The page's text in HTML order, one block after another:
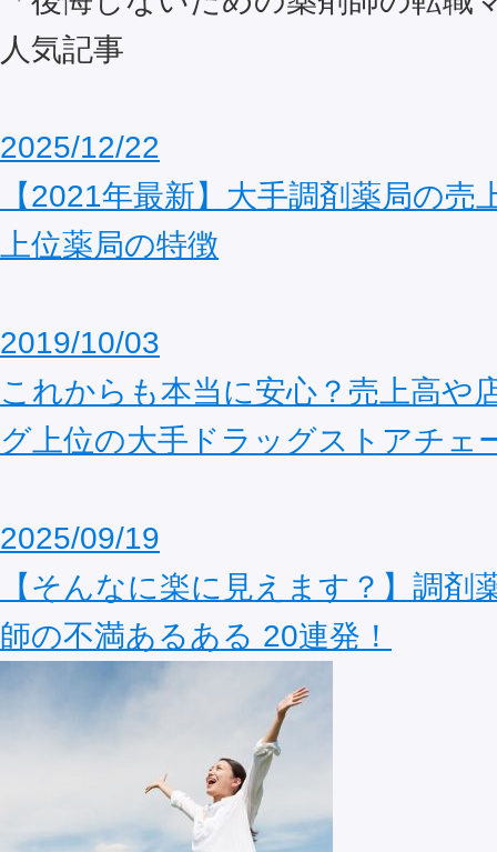
人気記事
2025/12/22
【2021年最新】大手調剤薬局の売
上位薬局の特徴
2019/10/03
これからも本当に安心？売上高や
グ上位の大手ドラッグストアチェ
2025/09/19
【そんなに楽に見えます？】調剤
師の不満あるある 20連発！